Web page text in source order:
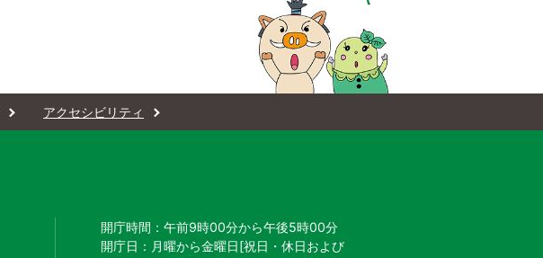
アクセシビリティ
開庁時間：午前9時00分から午後5時00分
開庁日：月曜から金曜日[祝日・休日および